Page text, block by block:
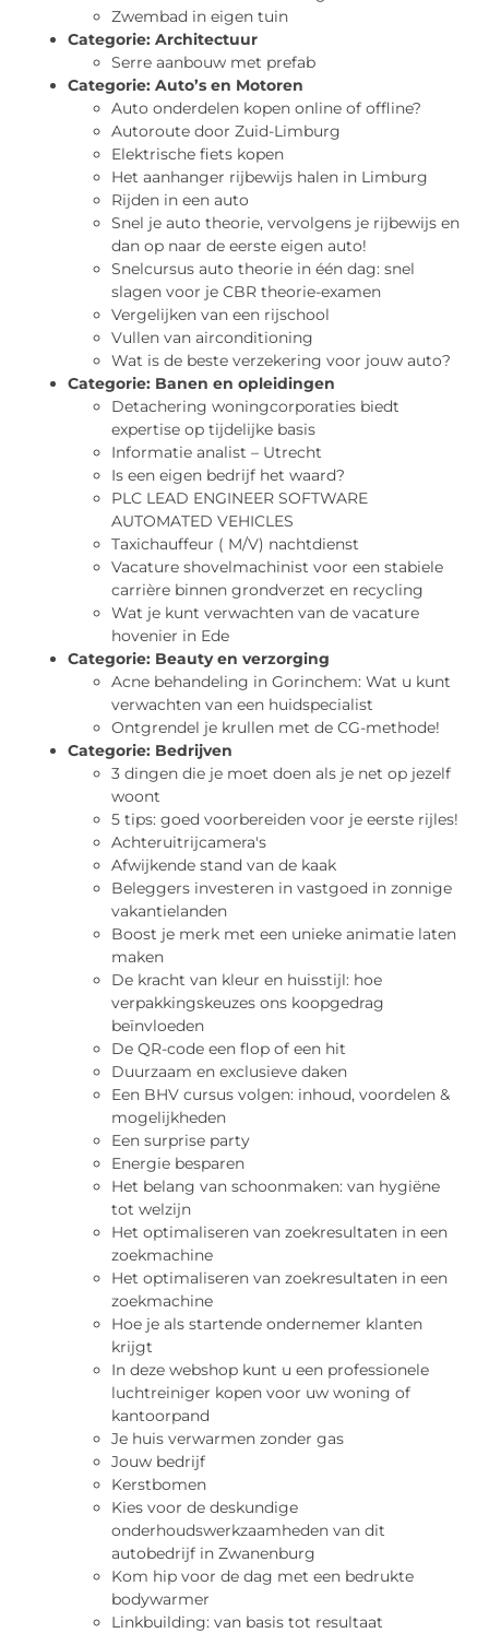
Zwembad in eigen tuin
Categorie: Architectuur
Serre aanbouw met prefab
Categorie: Auto’s en Motoren
Auto onderdelen kopen online of offline?
Autoroute door Zuid-Limburg
Elektrische fiets kopen
Het aanhanger rijbewijs halen in Limburg
Rijden in een auto
Snel je auto theorie, vervolgens je rijbewijs en
dan op naar de eerste eigen auto!
Snelcursus auto theorie in één dag: snel
slagen voor je CBR theorie-examen
Vergelijken van een rijschool
Vullen van airconditioning
Wat is de beste verzekering voor jouw auto?
Categorie: Banen en opleidingen
Detachering woningcorporaties biedt
expertise op tijdelijke basis
Informatie analist – Utrecht
Is een eigen bedrijf het waard?
PLC LEAD ENGINEER SOFTWARE
AUTOMATED VEHICLES
Taxichauffeur ( M/V) nachtdienst
Vacature shovelmachinist voor een stabiele
carrière binnen grondverzet en recycling
Wat je kunt verwachten van de vacature
hovenier in Ede
Categorie: Beauty en verzorging
Acne behandeling in Gorinchem: Wat u kunt
verwachten van een huidspecialist
Ontgrendel je krullen met de CG-methode!
Categorie: Bedrijven
3 dingen die je moet doen als je net op jezelf
woont
5 tips: goed voorbereiden voor je eerste rijles!
Achteruitrijcamera's
Afwijkende stand van de kaak
Beleggers investeren in vastgoed in zonnige
vakantielanden
Boost je merk met een unieke animatie laten
maken
De kracht van kleur en huisstijl: hoe
verpakkingskeuzes ons koopgedrag
beïnvloeden
De QR-code een flop of een hit
Duurzaam en exclusieve daken
Een BHV cursus volgen: inhoud, voordelen &
mogelijkheden
Een surprise party
Energie besparen
Het belang van schoonmaken: van hygiëne
tot welzijn
Het optimaliseren van zoekresultaten in een
zoekmachine
Het optimaliseren van zoekresultaten in een
zoekmachine
Hoe je als startende ondernemer klanten
krijgt
In deze webshop kunt u een professionele
luchtreiniger kopen voor uw woning of
kantoorpand
Je huis verwarmen zonder gas
Jouw bedrijf
Kerstbomen
Kies voor de deskundige
onderhoudswerkzaamheden van dit
autobedrijf in Zwanenburg
Kom hip voor de dag met een bedrukte
bodywarmer
Linkbuilding: van basis tot resultaat